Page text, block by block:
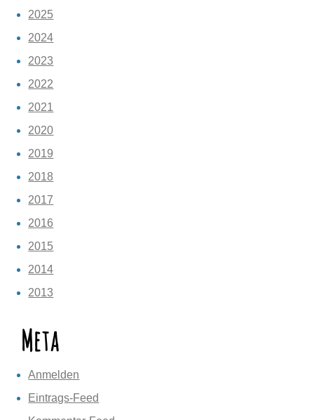
2025
2024
2023
2022
2021
2020
2019
2018
2017
2016
2015
2014
2013
Meta
Anmelden
Eintrags-Feed